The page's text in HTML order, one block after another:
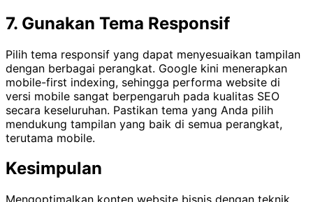
7. Gunakan Tema Responsif
Pilih tema responsif yang dapat menyesuaikan tampilan
dengan berbagai perangkat. Google kini menerapkan
mobile-first indexing, sehingga performa website di
versi mobile sangat berpengaruh pada kualitas SEO
secara keseluruhan. Pastikan tema yang Anda pilih
mendukung tampilan yang baik di semua perangkat,
terutama mobile.
Kesimpulan